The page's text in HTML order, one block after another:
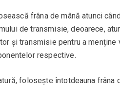
frâna de mână atunci
de transmisie, deoarece,
și transmisie pentru a menține
respective.
folosește întotdeauna frâna